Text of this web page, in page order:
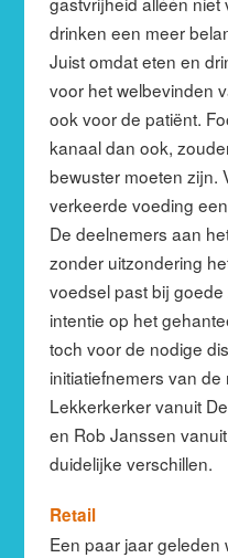
drinken een meer
Juist omdat eten en
voor het welbevinden
ook voor de patiënt.
kanaal dan ook,
bewuster moeten zijn.
verkeerde voeding
De deelnemers aan
zonder uitzondering
voedsel past bij
intentie op het
toch voor de nodige
initiatiefnemers van
Lekkerkerker vanuit
en Rob Janssen
duidelijke verschillen.
Retail
Een paar jaar geleden